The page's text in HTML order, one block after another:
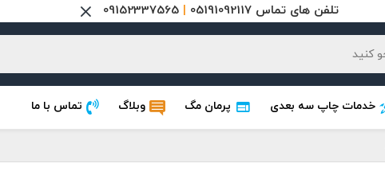
تلفن های تماس 05191092117 09152337565
خدمات چاپ سه بعدی پرمان مگ وبلاگ تماس با ما